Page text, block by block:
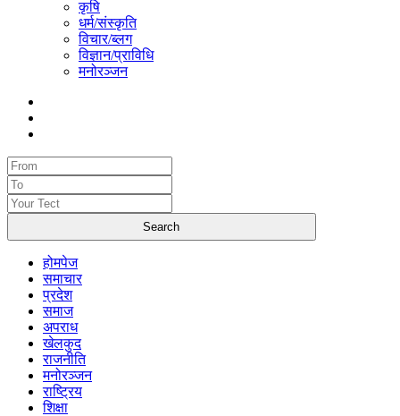
कृषि
धर्म/संस्कृति
विचार/ब्लग
विज्ञान/प्राविधि
मनोरञ्जन
होमपेज
समाचार
प्रदेश
समाज
अपराध
खेलकुद
राजनीति
मनोरञ्जन
राष्ट्रिय
शिक्षा